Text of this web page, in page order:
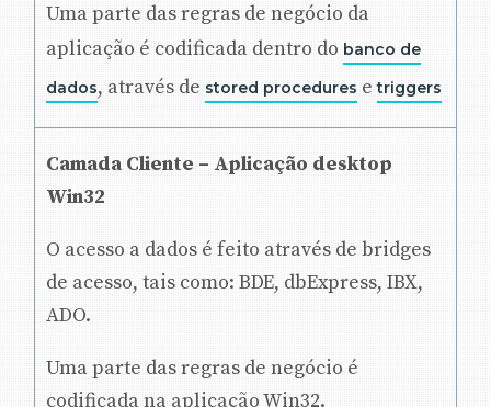
Uma parte das regras de negócio da
aplicação é codificada dentro do banco de
dados, através de stored procedures etriggers
Camada Cliente – Aplicação desktop
Win32
O acesso a dados é feito através de bridges
de acesso, tais como: BDE, dbExpress, IBX,
ADO.
Uma parte das regras de negócio é
codificada na aplicação Win32.